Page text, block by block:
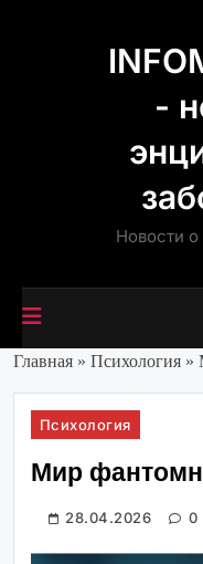
-
Новости
Главная » Психология »
Психология
Мир
28.04.2026 0